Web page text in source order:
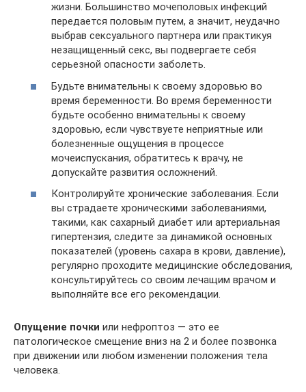
жизни. Большинство мочеполовых инфекций
передается половым путем, а значит, неудачно
выбрав сексуального партнера или практикуя
незащищенный секс, вы подвергаете себя
серьезной опасности заболеть.
Будьте внимательны к своему здоровью во
время беременности. Во время беременности
будьте особенно внимательны к своему
здоровью, если чувствуете неприятные или
болезненные ощущения в процессе
мочеиспускания, обратитесь к врачу, не
допускайте развития осложнений.
Контролируйте хронические заболевания. Если
вы страдаете хроническими заболеваниями,
такими, как сахарный диабет или артериальная
гипертензия, следите за динамикой основных
показателей (уровень сахара в крови, давление),
регулярно проходите медицинские обследования,
консультируйтесь со своим лечащим врачом и
выполняйте все его рекомендации.
Опущение почки или нефроптоз — это ее
патологическое смещение вниз на 2 и более позвонка
при движении или любом изменении положения тела
человека.